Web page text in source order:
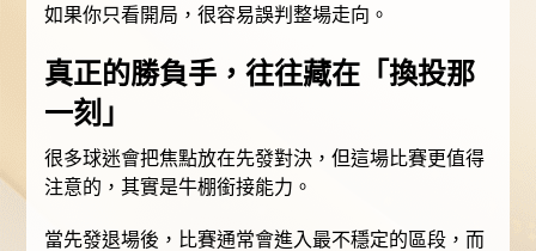
如果你只看開局，很容易誤判整場走向。
真正的勝負手，往往藏在「換投那
一刻」
很多球迷會把焦點放在先發對決，但這場比賽更值得
注意的，其實是牛棚銜接能力。
當先發退場後，比賽通常會進入最不穩定的區段，而